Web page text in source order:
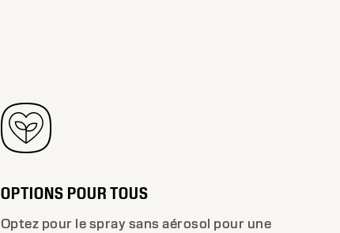
OPTIONS POUR TOUS
Optez pour le spray sans aérosol pour une